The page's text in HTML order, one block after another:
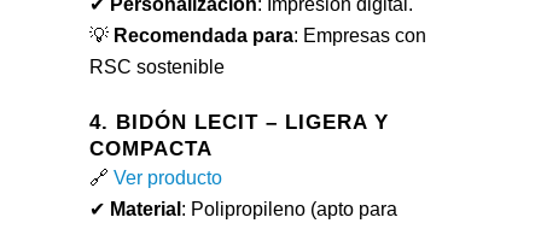
✔ Personalización: Impresión digital.
💡 Recomendada para: Empresas con
RSC sostenible
4. BIDÓN LECIT – LIGERA Y
COMPACTA
🔗 Ver producto
✔ Material : Polipropileno (apto para